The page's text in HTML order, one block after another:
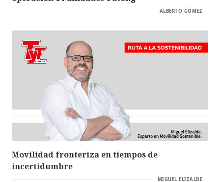
ALBERTO GÓMEZ
Movilidad fronteriza en tiempos de
incertidumbre
MIGUEL ELIZALDE